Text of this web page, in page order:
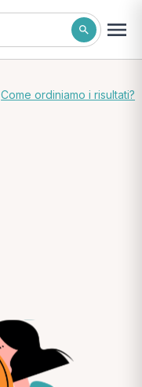
Come ordiniamo i risultati?